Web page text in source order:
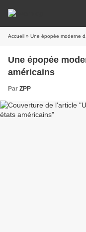
Accueil » Une épopée moderne
Une épopée
américains
Par ZPP